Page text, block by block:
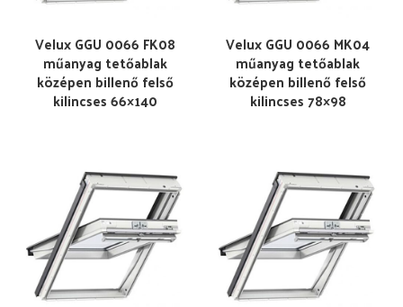
Velux GGU 0066 FK08
műanyag tetőablak
középen billenő felső
kilincses 66×140
Velux GGU 0066 MK04
műanyag tetőablak
középen billenő felső
kilincses 78×98